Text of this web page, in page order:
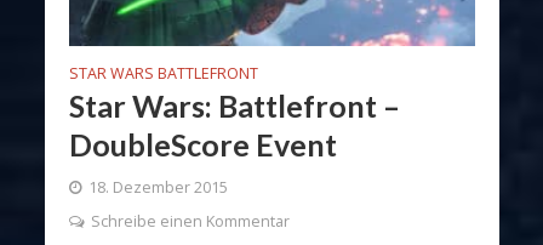
STAR WARS BATTLEFRONT
Star Wars: Battlefront –
DoubleScore Event
18. Dezember 2015
Schreibe einen Kommentar